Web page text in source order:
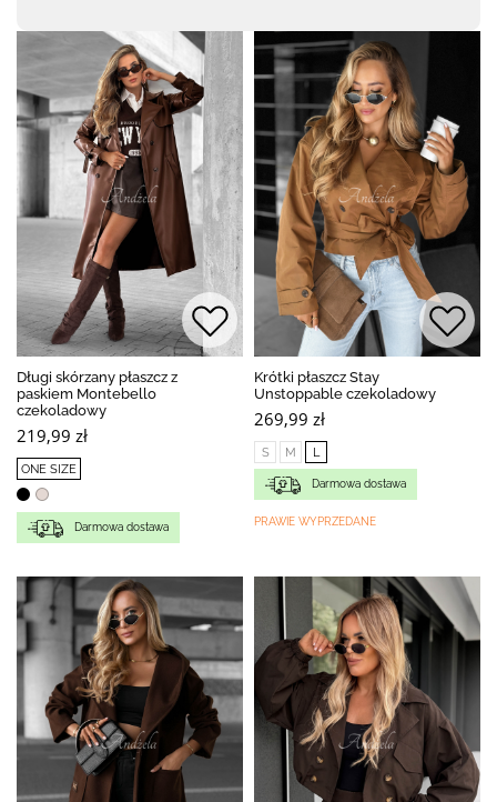
Długi skórzany płaszcz z
paskiem Montebello
czekoladowy
219,99 zł
ONE SIZE
Darmowa dostawa
Krótki płaszcz Stay
Unstoppable czekoladowy
269,99 zł
S M L
Darmowa dostawa
PRAWIE WYPRZEDANE